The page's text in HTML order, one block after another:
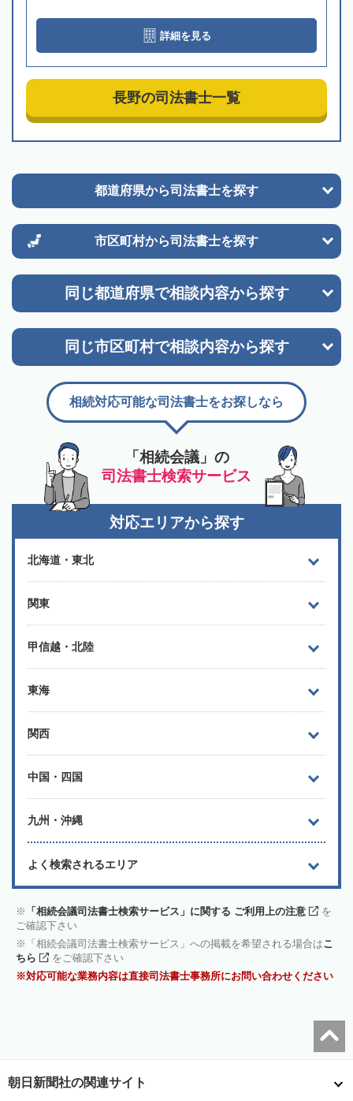
詳細を見る
長野の司法書士一覧
都道府県から司法書士を探す
市区町村から司法書士を探す
同じ都道府県で相談内容から探す
同じ市区町村で相談内容から探す
「相続会議」の
司法書士検索サービス
相続対応可能な司法書士をお探しなら
対応エリアから探す
北海道・東北
関東
甲信越・北陸
東海
関西
中国・四国
九州・沖縄
よく検索されるエリア
「相続会議司法書士検索サービス」に関する ご利用上の注意
を
ご確認下さい
「相続会議司法書士検索サービス」への掲載を希望される場合はこ
ちら
をご確認下さい
対応可能な業務内容は直接司法書士事務所にお問い合わせください
朝日新聞社の関連サイト